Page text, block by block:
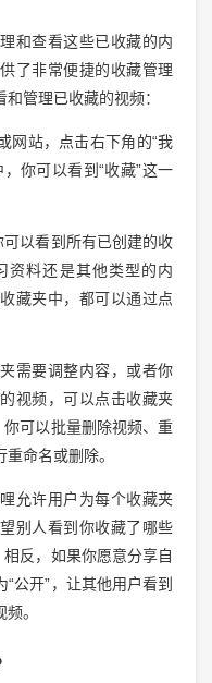
和查看这些已收藏的内
了非常便捷的收藏管理
管理已收藏的视频：
网站，点击右下角的“我
你可以看到“收藏”这一
可以看到所有已创建的收
资料还是其他类型的内
藏夹中，都可以通过点
需要调整内容，或者你
视频，可以点击收藏夹
你可以批量删除视频、重
命名或删除。
允许用户为每个收藏夹
别人看到你收藏了哪些
反，如果你愿意分享自
公开”，让其他用户看到
。